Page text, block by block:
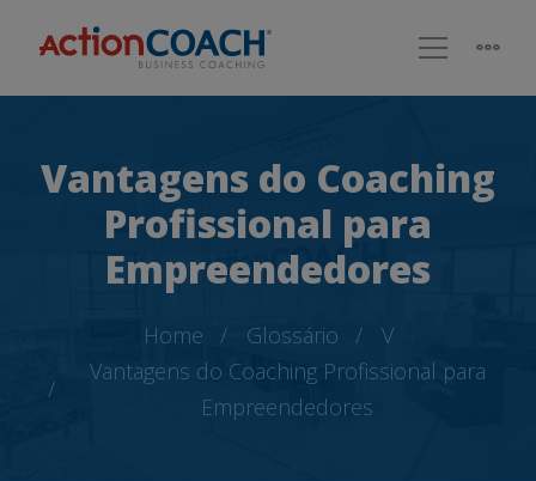
Vantagens do Coaching
Profissional para
Empreendedores
Home Glossário
V
Vantagens do Coaching Profissional para
Empreendedores